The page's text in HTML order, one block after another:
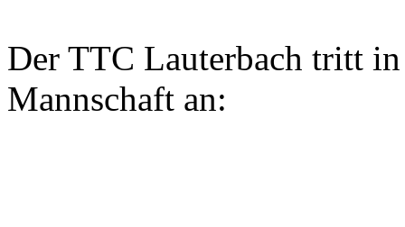
Der TTC Lauterbach tritt
Mannschaft an: